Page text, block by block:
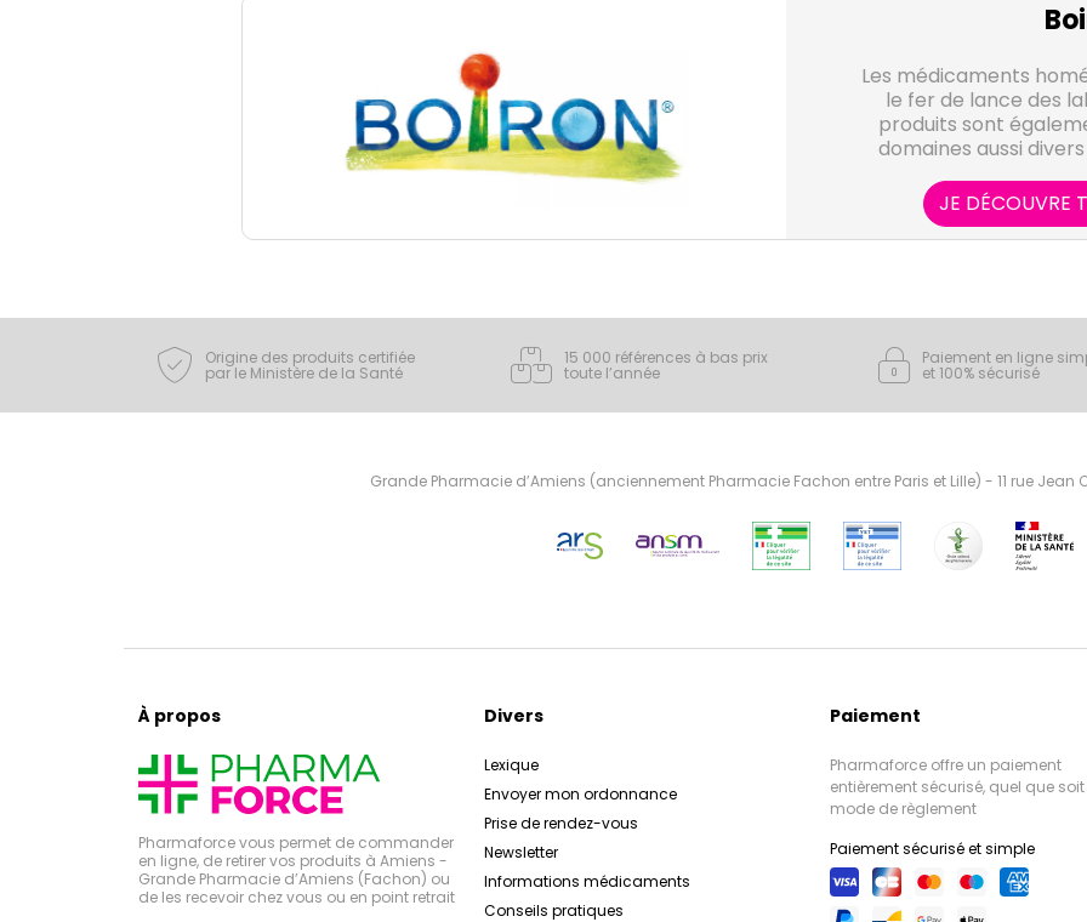
Les médicaments
le fer de lance des
produits sont
domaines aussi
JE DÉCOUVRE
Origine des produits certifiée
par le Ministère de la Santé
15 000 références à bas prix
toute l’année
Paiement en ligne
et 100% sécurisé
Grande Pharmacie d’Amiens (anciennement Pharmacie Fachon entre Paris et Lille) - 11 rue
À propos
Pharmaforce vous permet de commander
en ligne, de retirer vos produits à Amiens -
Grande Pharmacie d’Amiens (Fachon) ou
de les recevoir chez vous ou en point retrait
Divers
Lexique
Envoyer mon ordonnance
Prise de rendez-vous
Newsletter
Informations médicaments
Conseils pratiques
Paiement
Pharmaforce offre un paiement
entièrement sécurisé, quel que soit
mode de règlement
Paiement sécurisé et simple